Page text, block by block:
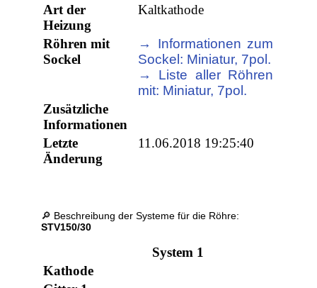
Art der
Heizung
Kaltkathode
Röhren mit
Sockel
→ Informationen zum
Sockel: Miniatur, 7pol.
→ Liste aller Röhren
mit: Miniatur, 7pol.
Zusätzliche
Informationen
Letzte
Änderung
11.06.2018 19:25:40
🔎 Beschreibung der Systeme für die Röhre:
STV150/30
System 1
Kathode